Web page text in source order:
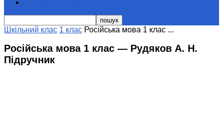
Шкільний клас 1 клас Російська мова 1 клас ...
Російська мова 1 клас — Рудяков А. Н.
Підручник